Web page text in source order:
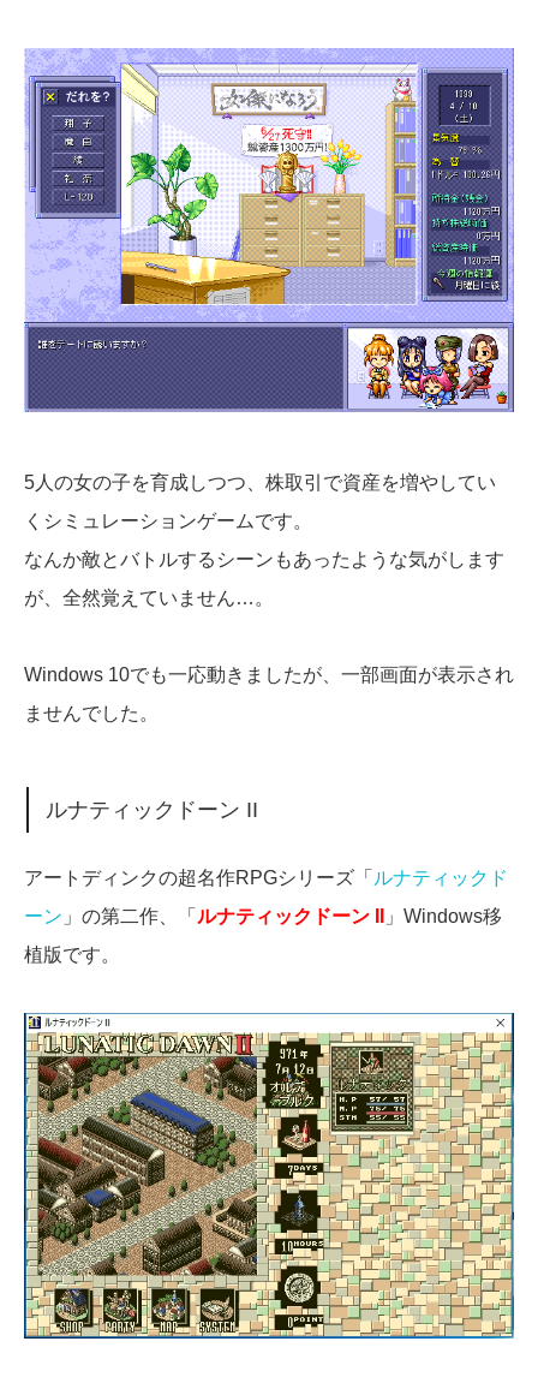
5人の女の子を育成しつつ、株取引で資産を増やしてい
くシミュレーションゲームです。
なんか敵とバトルするシーンもあったような気がします
が、全然覚えていません…。
Windows 10でも一応動きましたが、一部画面が表示され
ませんでした。
ルナティックドーン II
アートディンクの超名作RPGシリーズ「 ルナティックド
ーン 」の第二作、「 ルナティックドーン II
」Windows移
植版です。